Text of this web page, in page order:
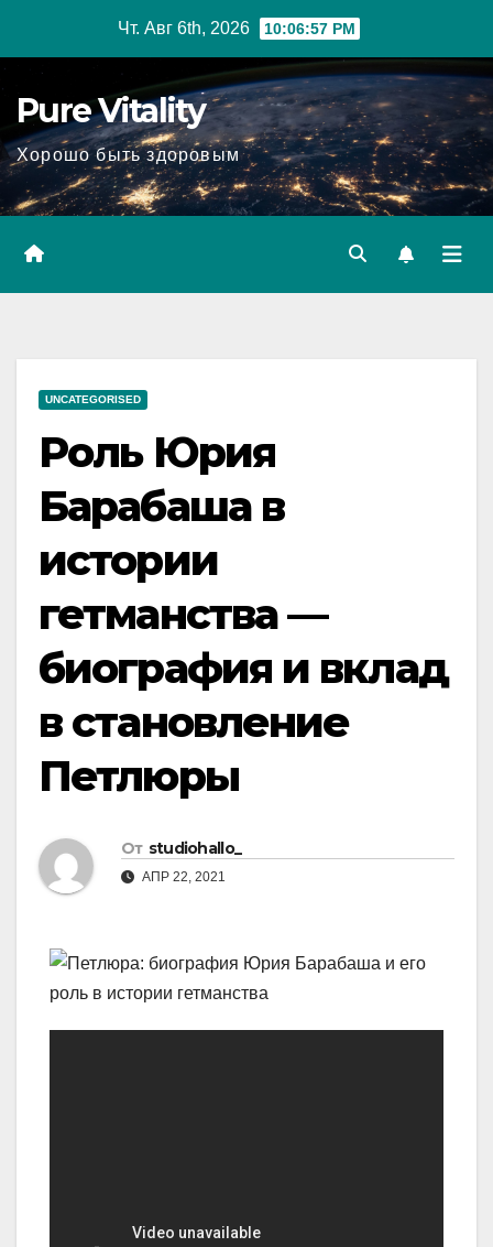
Чт. Авг 6th, 2026 10:06:58 PM
Pure Vitality
Хорошо быть здоровым
UNCATEGORISED
Роль Юрия
Барабаша в
истории
гетманства —
биография и вклад
в становление
Петлюры
От studiohallo_
АПР 22, 2021